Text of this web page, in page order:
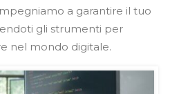
a garantire il tuo
gli strumenti per
nel mondo digitale.